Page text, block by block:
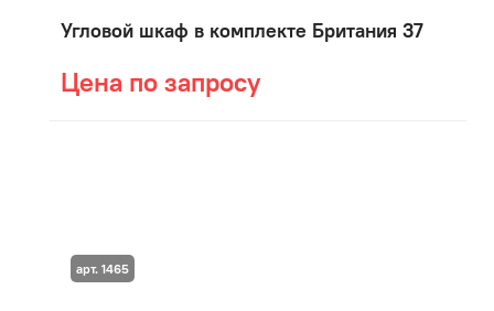
Угловой шкаф в комплекте Британия 37
Цена по запросу
арт. 1465